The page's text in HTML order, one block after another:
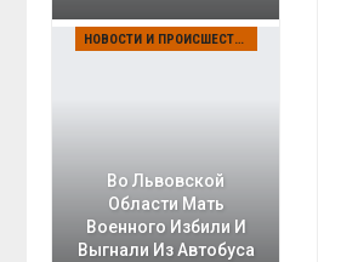
НОВОСТИ И ПРОИСШЕСТВИЯ
Во Львовской
Области Мать
Военного Избили И
Выгнали Из Автобуса